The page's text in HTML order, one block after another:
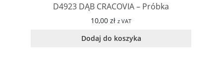
D4923 DĄB CRACOVIA – Próbka
10,00 zł z VAT
Dodaj do koszyka